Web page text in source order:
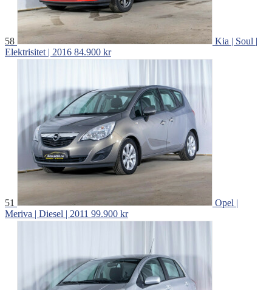
58
Kia | Soul |
Elektrisitet | 2016 84.900 kr
51
Opel |
Meriva | Diesel | 2011 99.900 kr